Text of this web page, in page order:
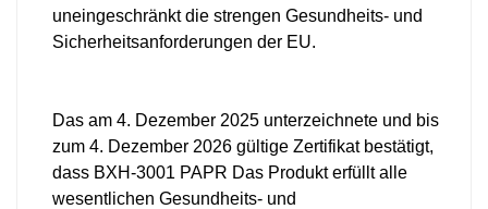
uneingeschränkt die strengen Gesundheits- und
Sicherheitsanforderungen der EU.
Das am 4. Dezember 2025 unterzeichnete und bis
zum 4. Dezember 2026 gültige Zertifikat bestätigt,
dass BXH-3001 PAPR Das Produkt erfüllt alle
wesentlichen Gesundheits- und